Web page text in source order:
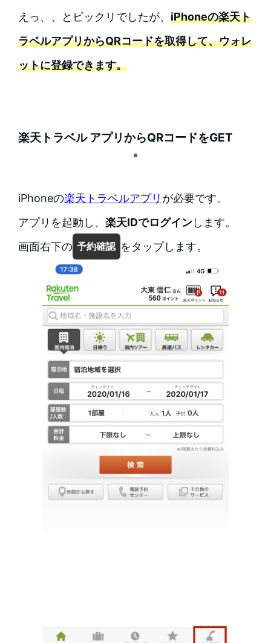
えっ、、とビックリでしたが、 iPhoneの楽天ト
ラベルアプリからQRコードを取得して、ウォレ
ットに登録できます。
楽天トラベル アプリからQRコードをGET
iPhoneの楽天トラベルアプリ が必要です。
アプリを起動し、 楽天IDでログインします。
画面右下の 予約確認 をタップします。